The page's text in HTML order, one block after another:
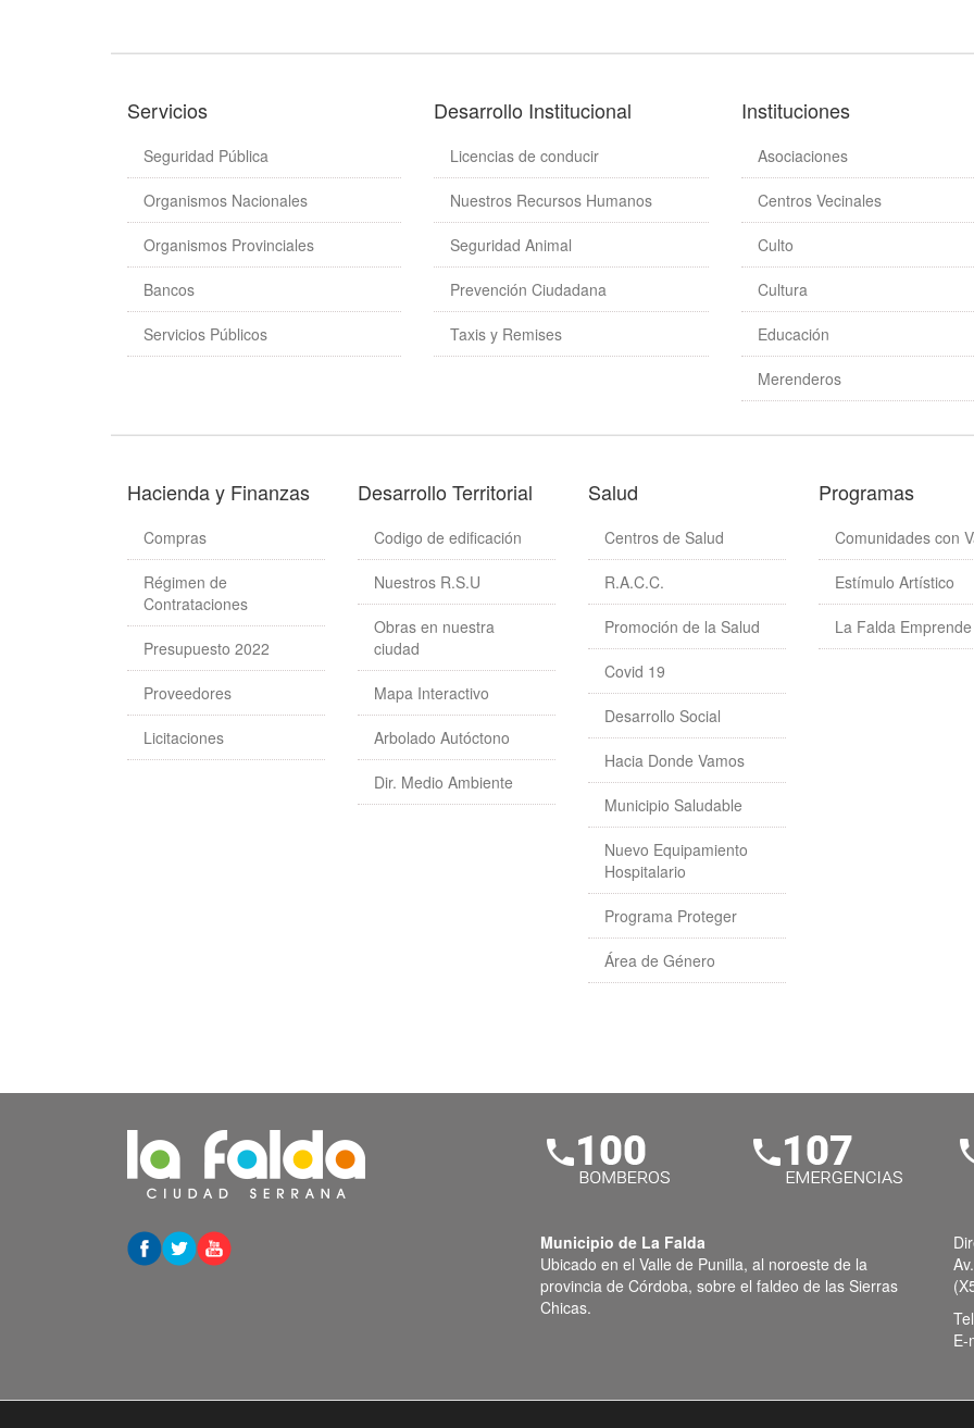
Servicios
Seguridad Pública
Organismos Nacionales
Organismos Provinciales
Bancos
Servicios Públicos
Desarrollo Institucional
Licencias de conducir
Nuestros Recursos Humanos
Seguridad Animal
Prevención Ciudadana
Taxis y Remises
Instituciones
Asociaciones
Centros Vecinales
Culto
Cultura
Educación
Merenderos
Hacienda y Finanzas
Compras
Régimen de
Contrataciones
Presupuesto 2022
Proveedores
Licitaciones
Desarrollo Territorial
Codigo de edificación
Nuestros R.S.U
Obras en nuestra
ciudad
Mapa Interactivo
Arbolado Autóctono
Dir. Medio Ambiente
Salud
Centros de Salud
R.A.C.C.
Promoción de la Salud
Covid 19
Desarrollo Social
Hacia Donde Vamos
Municipio Saludable
Nuevo Equipamiento
Hospitalario
Programa Proteger
Área de Género
Programas
Comunidades con
Estímulo Artístico
La Falda Emprende
Municipio de La Falda
Ubicado en el Valle de Punilla, al noroeste de la
provincia de Córdoba, sobre el faldeo de las Sierras
Chicas.
E-